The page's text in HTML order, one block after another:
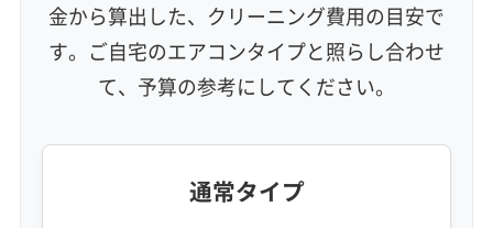
油分を含んだ、こびりつく汚れ：国道16号
など幹線道路の交通量が非常に多く、排気ガ
スに含まれる油分が汚れの主な原因です。こ
エアコン内部に固くこびりつきます。
金から算出した、クリーニング費用の目安で
す。ご自宅のエアコンタイプと照らし合わせ
て、予算の参考にしてください。
通常タイプ